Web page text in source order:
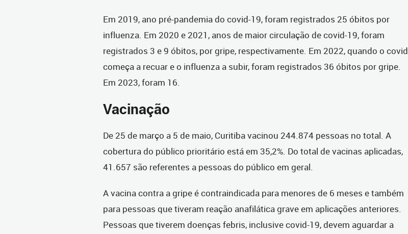
Em 2019, ano pré-pandemia do covid-19, foram registrados 25 óbitos por
influenza. Em 2020 e 2021, anos de maior circulação de covid-19, foram
registrados 3 e 9 óbitos, por gripe, respectivamente. Em 2022, quando o covid
começa a recuar e o influenza a subir, foram registrados 36 óbitos por gripe.
Em 2023, foram 16.
Vacinação
De 25 de março a 5 de maio, Curitiba vacinou 244.874 pessoas no total. A
cobertura do público prioritário está em 35,2%. Do total de vacinas aplicadas,
41.657 são referentes a pessoas do público em geral.
A vacina contra a gripe é contraindicada para menores de 6 meses e também
para pessoas que tiveram reação anafilática grave em aplicações anteriores.
Pessoas que tiverem doenças febris, inclusive covid-19, devem aguardar a